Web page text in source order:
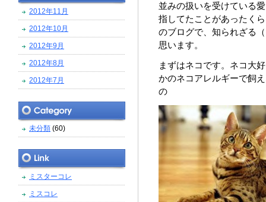
並みの扱いを受けている
指してたことがあったく
のブログで、知られざる
思います。
まずはネコです。ネコ大
かのネコアレルギーで飼
の
2012年11月
2012年10月
2012年9月
2012年8月
2012年7月
未分類 (60)
ミスターコレ
ミスコレ